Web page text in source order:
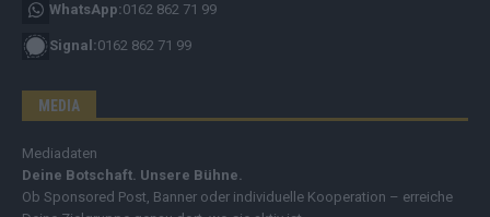
WhatsApp:0162 862 71 99
Signal:0162 862 71 99
MEDIA
Mediadaten
Deine Botschaft. Unsere Bühne.
Ob Sponsored Post, Banner oder individuelle Kooperation – erreiche